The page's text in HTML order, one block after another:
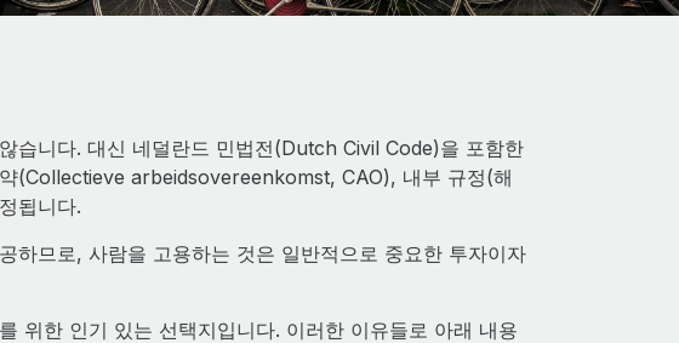
습니다. 대신 네덜란드 민법전(Dutch Civil Code)을 포함한
(Collectieve arbeidsovereenkomst, CAO), 내부 규정(해
됩니다.
하므로, 사람을 고용하는 것은 일반적으로 중요한 투자이자
위한 인기 있는 선택지입니다. 이러한 이유들로 아래 내용